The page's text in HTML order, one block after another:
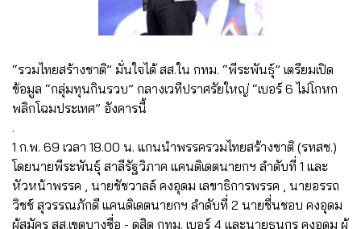
“รวมไทยสร้างชาติ” มั่นใจได้ สส.ใน กทม. “พีระพันธุ์” เตรียมเปิด
ข้อมูล “กลุ่มทุนกินรวบ” กลางเวทีปราศรัยใหญ่ “เบอร์ 6 ไม่โกหก
พลิกโฉมประเทศ” อังคารนี้
.
1 ก.พ. 69 เวลา 18.00 น. แกนนำพรรครวมไทยสร้างชาติ (รทสช.)
โดยนายพีระพันธุ์ สาลีรัฐวิภาค แคนดิเดตนายกฯ ลำดับที่ 1 และ
หัวหน้าพรรค , นายชัชวาลล์ คงอุดม เลขาธิการพรรค , นายอรรถ
วิชช์ สุวรรณภักดี แคนดิเดตนายกฯ ลำดับที่ 2 นายชื่นชอบ คงอุดม
ผู้สมัคร สส.เขตบางซื่อ - ดุสิต กทม. เบอร์ 4 และนายธนกร คงอุดม ผู้